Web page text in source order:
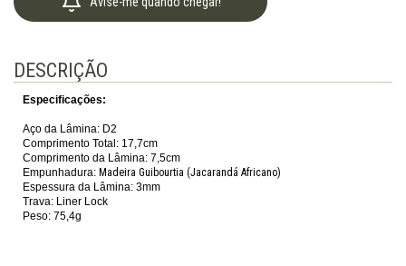
DESCRIÇÃO
Especificações:
Aço da Lâmina: D2
Comprimento Total: 17,7cm
Comprimento da Lâmina: 7,5cm
Empunhadura: Madeira Guibourtia (Jacarandá Africano)
Espessura da Lâmina: 3mm
Trava: Liner Lock
Peso: 75,4g